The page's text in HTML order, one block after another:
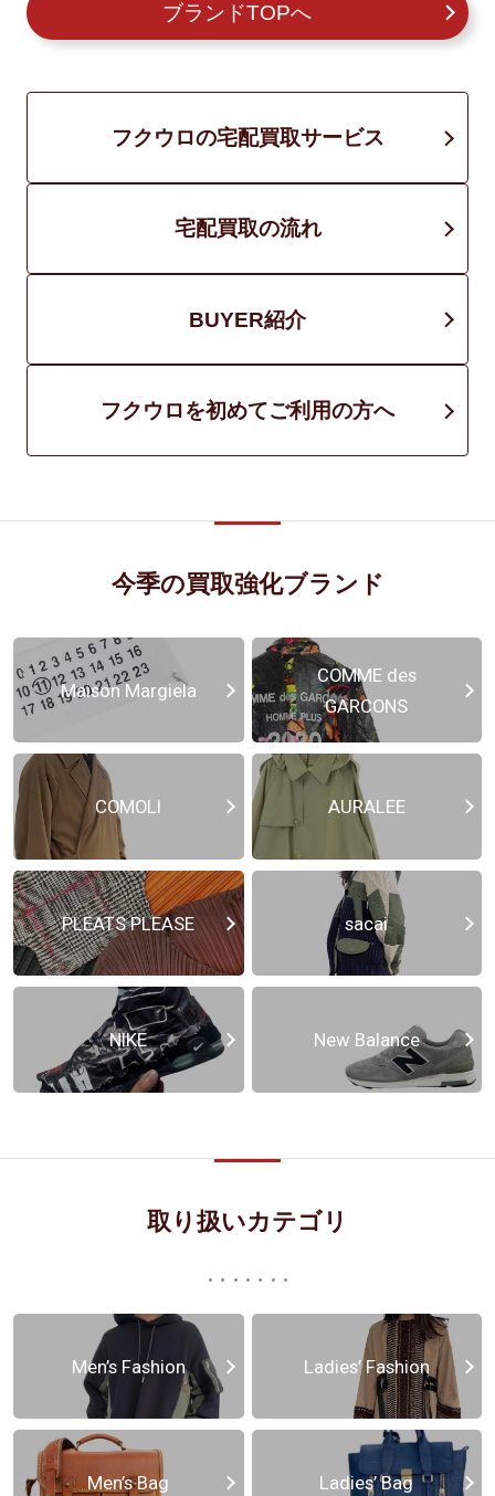
ブランドTOPへ
フクウロの宅配買取サービス
宅配買取の流れ
BUYER紹介
フクウロを初めてご利用の方へ
今季の買取強化ブランド
Maison Margiela
COMME des
GARCONS
COMOLI AURALEE
PLEATS PLEASE sacai
NIKE New Balance
取り扱いカテゴリ
Men’s Fashion Ladies’ Fashion
Men’s Bag Ladies’ Bag